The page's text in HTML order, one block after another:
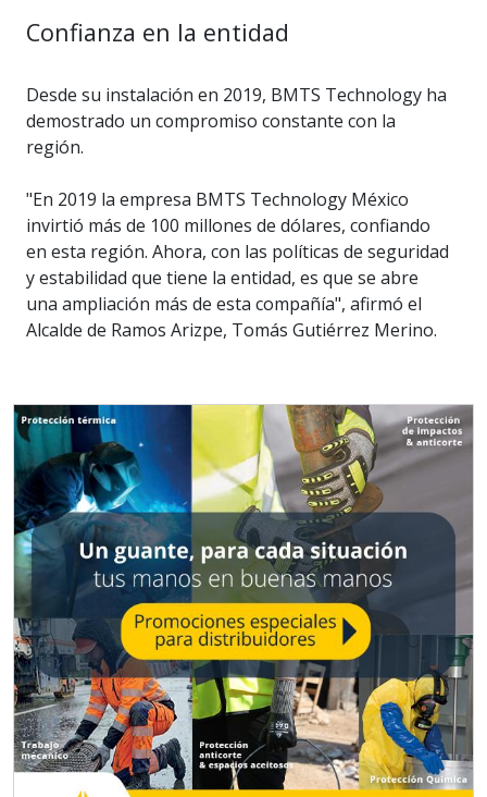
Confianza en la entidad
Desde su instalación en 2019, BMTS Technology ha
demostrado un compromiso constante con la
región.
"En 2019 la empresa BMTS Technology México
invirtió más de 100 millones de dólares, confiando
en esta región. Ahora, con las políticas de seguridad
y estabilidad que tiene la entidad, es que se abre
una ampliación más de esta compañía", afirmó el
Alcalde de Ramos Arizpe, Tomás Gutiérrez Merino.